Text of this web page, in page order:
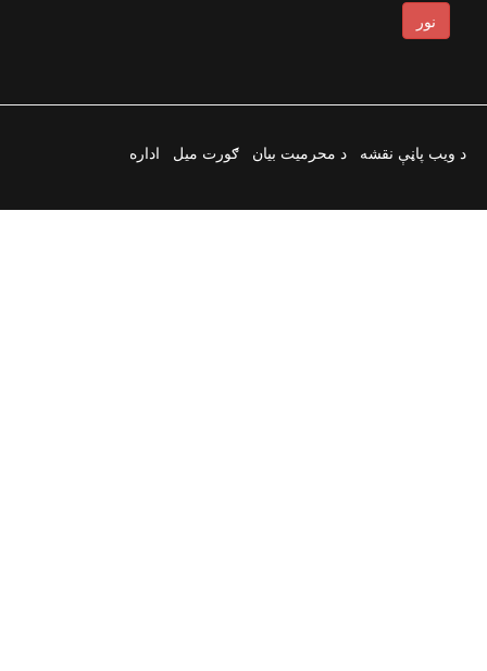
نور
د ویب پاڼې نقشه د محرمیت بیان ګورت میل اداره